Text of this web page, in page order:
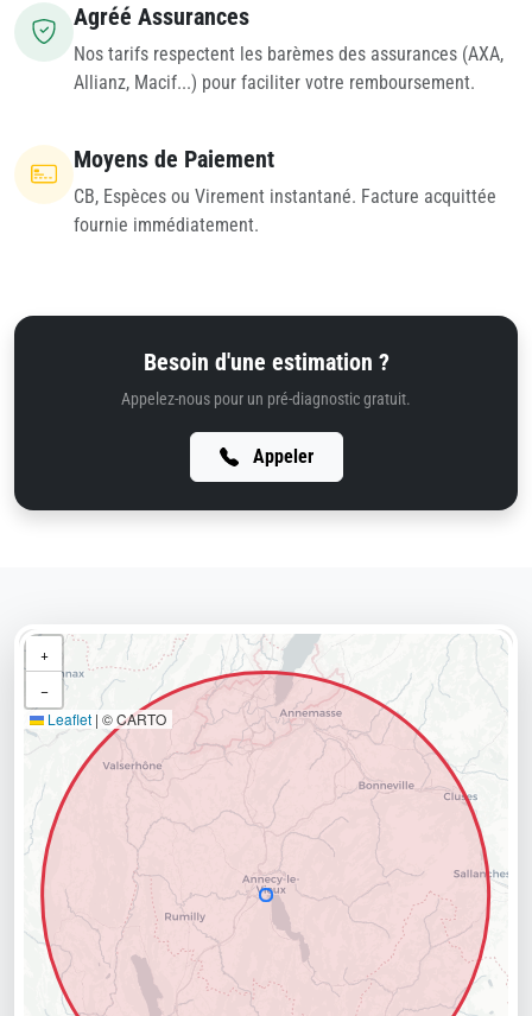
Agréé Assurances
Nos tarifs respectent les barèmes des assurances (AXA,
Allianz, Macif...) pour faciliter votre remboursement.
Moyens de Paiement
CB, Espèces ou Virement instantané. Facture acquittée
fournie immédiatement.
Besoin d'une estimation ?
Appelez-nous pour un pré-diagnostic gratuit.
Appeler
+
−
Leaflet | © CARTO